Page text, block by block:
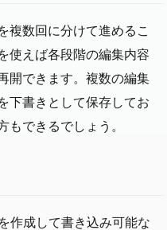
複数回に分けて進めるこ
使えば各段階の編集内容
開できます。複数の編集
下書きとして保存してお
もできるでしょう。
作成して書き込み可能な